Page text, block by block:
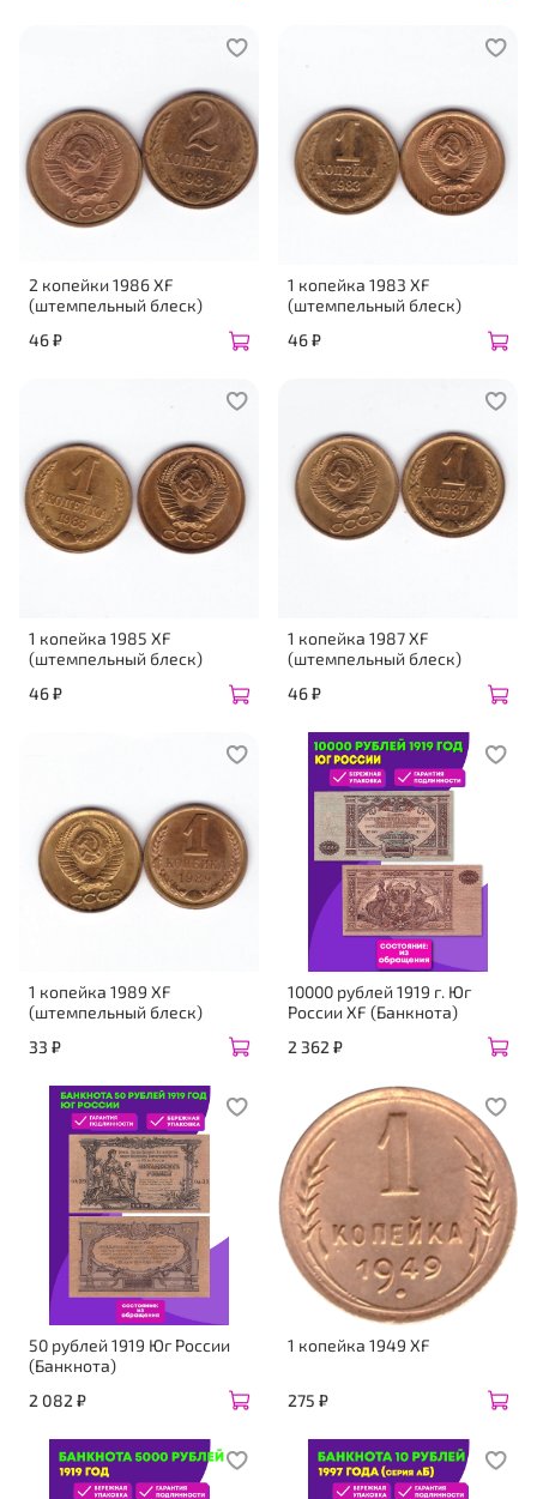
2 копейки 1986 XF
(штемпельный блеск)
46 ₽
1 копейка 1983 XF
(штемпельный блеск)
46 ₽
1 копейка 1985 XF
(штемпельный блеск)
46 ₽
1 копейка 1987 XF
(штемпельный блеск)
46 ₽
1 копейка 1989 XF
(штемпельный блеск)
33 ₽
10000 рублей 1919 г. Юг
России XF (Банкнота)
2 362 ₽
50 рублей 1919 Юг России
(Банкнота)
2 082 ₽
1 копейка 1949 ХF
275 ₽